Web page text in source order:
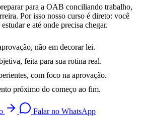
para a OAB conciliando trabalho,
Por isso nosso curso é direto: você
e até onde precisa chegar.
não em decorar lei.
feita para sua rotina real.
com foco na aprovação.
próximo do começo ao fim.
Falar no WhatsApp